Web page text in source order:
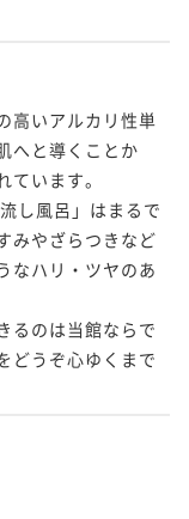
高いアルカリ性単
へと導くことか
います。
し風呂」はまるで
みやざらつきなど
なハリ・ツヤのあ
るのは当館ならで
どうぞ心ゆくまで